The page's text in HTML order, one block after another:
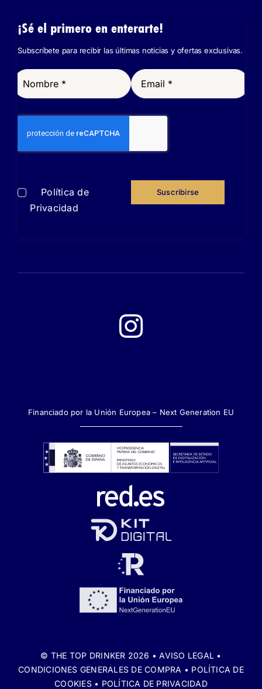
¡Sé el primero en enterarte!
Subscríbete para recibir las últimas noticias y ofertas exclusivas.
Política de
Privacidad
Suscribirse
Financiado por la Unión Europea – Next Generation EU
© THE TOP DRINKER 2026 •AVISO LEGAL •
CONDICIONES GENERALES DE COMPRA • POLÍTICA DE
COOKIES• POLÍTICA DE PRIVACIDAD